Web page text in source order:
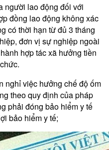
người lao động đối với
đồng lao động không xác
có thời hạn từ đủ 3 tháng
đơn vị sự nghiệp ngoài
hợp tác xã hưởng tiền
nghỉ việc hưởng chế độ ốm
theo quy định của pháp
phải đóng bảo hiểm y tế
bảo hiểm y tế;